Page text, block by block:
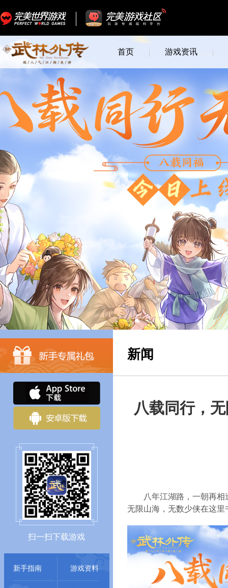
首页 游戏资讯
扫一扫下载游戏
新手指南 游戏资料
新闻
八载同行，
八年江湖路，一朝再相逢
无限山海，无数少侠在这